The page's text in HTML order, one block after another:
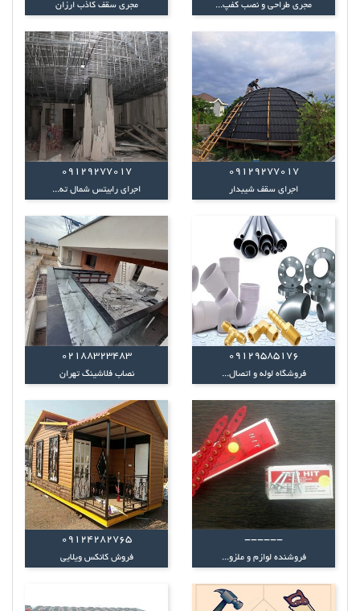
مجری طراحی و نصب کفپ... مجری سقف کاذب ارزان
09129277017
اجرای سقف شیبدار
09129277017
اجرای رابیتس شمال ته...
09129585176
فروشگاه لوله و اتصال...
02188323483
نصاب فلاشینگ تهران
------
فروشنده لوازم و ملزو...
09124282765
فروش کانکس ویلایی